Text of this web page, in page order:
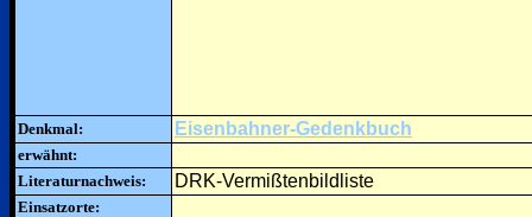
Denkmal: Eisenbahner-Gedenkbuch
erwähnt:
Literaturnachweis:
DRK-Vermißtenbildliste
Einsatzorte: